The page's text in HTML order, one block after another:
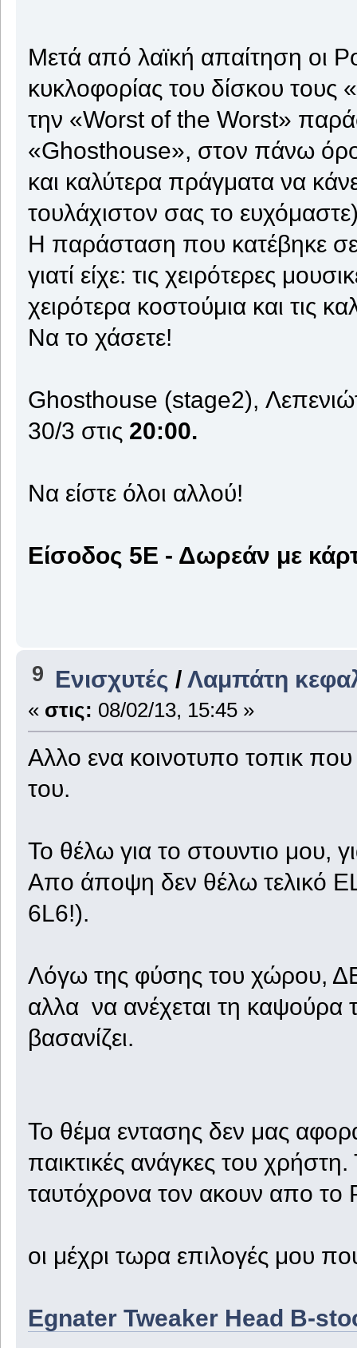
Μετά από λαϊκή απαίτηση οι
κυκλοφορίας του δίσκου τους
την «Worst of the Worst»
«Ghosthouse», στον πάνω
και καλύτερα πράγματα να
τουλάχιστον σας το
Η παράσταση που κατέβηκε
γιατί είχε: τις χειρότερες
χειρότερα κοστούμια και τις
Να το χάσετε!
Ghosthouse (stage2),
30/3 στις 20:00.
Να είστε όλοι αλλού!
Είσοδος 5Ε - Δωρεάν με
9 Ενισχυτές /Λαμπάτη
« στις: 08/02/13, 15:45 »
Αλλο ενα κοινοτυπο τοπικ που
του.
Το θέλω για το στουντιο μου,
Απο άποψη δεν θέλω τελικό
6L6!).
Λόγω της φύσης του χώρου,
αλλα να ανέχεται τη καψούρα
βασανίζει.
Το θέμα εντασης δεν μας
παικτικές ανάγκες του
ταυτόχρονα τον ακουν απο το
οι μέχρι τωρα επιλογές μου
Εgnater Tweaker Head B-